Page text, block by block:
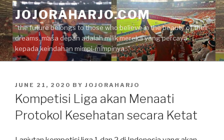
Skip
to
content
JOJORAHARJO.COM
"the future belongs to those who believe in the beauty of their
dreams, masa depan adalah milik mereka yang percaya
kepada keindahan mimpi-mimpinya.."
POSTED
ON
JUNE 21, 2020 BY JOJORAHARJO
Kompetisi Liga akan Menaati
Protokol Kesehatan secara Ketat